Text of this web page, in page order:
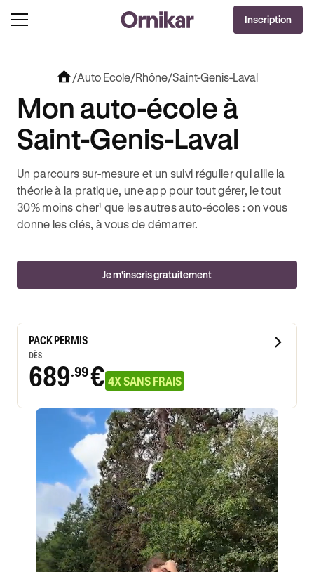
OFFRE EXCLUSIVE
OFFERTS AVEC REVOLUT + 3 MOIS DEEZER PREMIUM OFFERTS* !J'EN PROFITE !
Inscription
/Auto Ecole/Rhône/Saint-Genis-Laval
Mon auto-école à
Saint-Genis-Laval
Un parcours sur-mesure et un suivi régulier qui allie la
théorie à la pratique, une app pour tout gérer, le tout
30% moins cher¹ que les autres auto-écoles : on vous
donne les clés, à vous de démarrer.
Je m'inscris gratuitement
PACK PERMIS
DÈS
689.99€ 4X SANS FRAIS